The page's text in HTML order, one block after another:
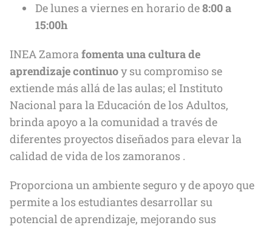
De lunes a viernes en horario de8:00 a
15:00h
INEA Zamorafomenta una cultura de
aprendizaje continuoy su compromiso se
extiende más allá de las aulas; el Instituto
Nacional para la Educación de los Adultos,
brinda apoyo a la comunidad a través de
diferentes proyectos diseñados para elevar la
calidad de vida de los zamoranos .
Proporciona un ambiente seguro y de apoyo que
permite a los estudiantes desarrollar su
potencial de aprendizaje, mejorando sus